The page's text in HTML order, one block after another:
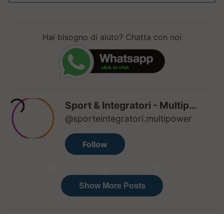
Hai bisogno di aiuto? Chatta con noi